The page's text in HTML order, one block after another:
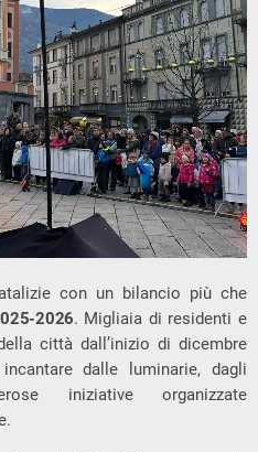
con un bilancio più che
2026. Migliaia di residenti e
città dall’inizio di dicembre
dalle luminarie, dagli
iniziative organizzate